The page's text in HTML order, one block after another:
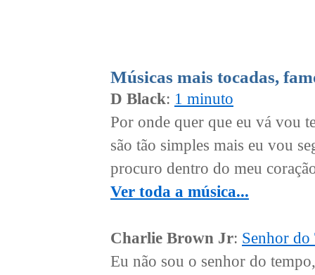
Músicas mais tocadas,
D Black: 1 minuto
Por onde quer que eu vá vou
são tão simples mais eu vou
procuro dentro do meu
Ver toda a música...
Charlie Brown Jr: Senhor do
Eu não sou o senhor do